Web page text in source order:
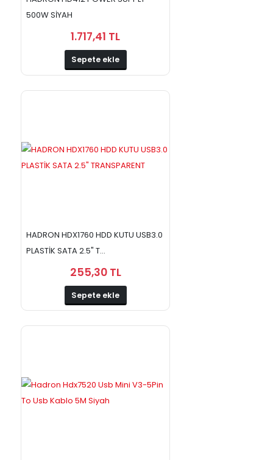
500W SİYAH
1.717,41 TL
Sepete ekle
HADRON HDX1760 HDD KUTU USB3.0
PLASTİK SATA 2.5" T...
255,30 TL
Sepete ekle